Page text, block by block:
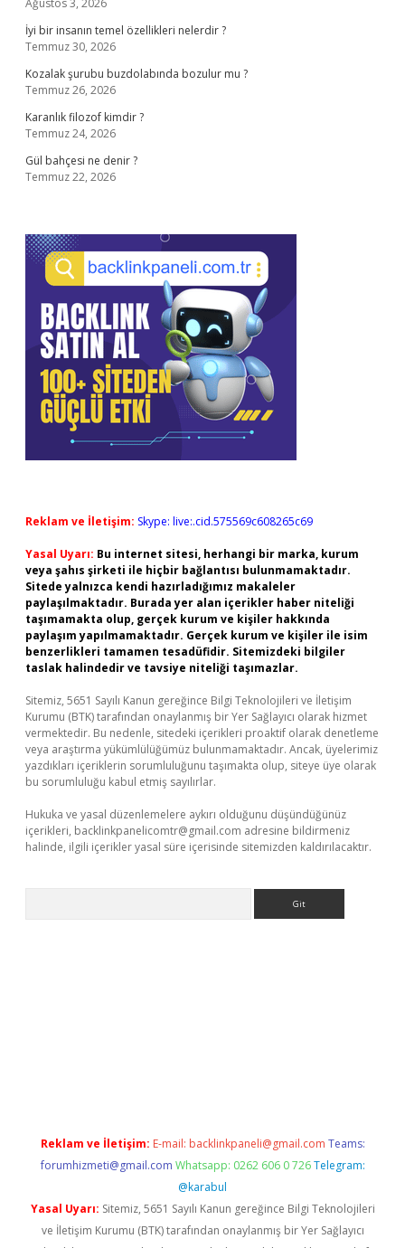
Ağustos 3, 2026
İyi bir insanın temel özellikleri nelerdir ?
Temmuz 30, 2026
Kozalak şurubu buzdolabında bozulur mu ?
Temmuz 26, 2026
Karanlık filozof kimdir ?
Temmuz 24, 2026
Gül bahçesi ne denir ?
Temmuz 22, 2026
Reklam ve İletişim: Skype: live:.cid.575569c608265c69
Yasal Uyarı: Bu internet sitesi, herhangi bir marka, kurum
veya şahıs şirketi ile hiçbir bağlantısı bulunmamaktadır.
Sitede yalnızca kendi hazırladığımız makaleler
paylaşılmaktadır. Burada yer alan içerikler haber niteliği
taşımamakta olup, gerçek kurum ve kişiler hakkında
paylaşım yapılmamaktadır. Gerçek kurum ve kişiler ile isim
benzerlikleri tamamen tesadüfidir. Sitemizdeki bilgiler
taslak halindedir ve tavsiye niteliği taşımazlar.
Sitemiz, 5651 Sayılı Kanun gereğince Bilgi Teknolojileri ve İletişim
Kurumu (BTK) tarafından onaylanmış bir Yer Sağlayıcı olarak hizmet
vermektedir. Bu nedenle, sitedeki içerikleri proaktif olarak denetleme
veya araştırma yükümlülüğümüz bulunmamaktadır. Ancak, üyelerimiz
yazdıkları içeriklerin sorumluluğunu taşımakta olup, siteye üye olarak
bu sorumluluğu kabul etmiş sayılırlar.
Hukuka ve yasal düzenlemelere aykırı olduğunu düşündüğünüz
içerikleri, backlinkpanelicomtr@gmail.com adresine bildirmeniz
halinde, ilgili içerikler yasal süre içerisinde sitemizden kaldırılacaktır.
Reklam ve İletişim: E-mail: backlinkpaneli@gmail.com Teams:
forumhizmeti@gmail.com Whatsapp: 0262 606 0 726 Telegram:
@karabul
Yasal Uyarı: Sitemiz, 5651 Sayılı Kanun gereğince Bilgi Teknolojileri
ve İletişim Kurumu (BTK) tarafından onaylanmış bir Yer Sağlayıcı